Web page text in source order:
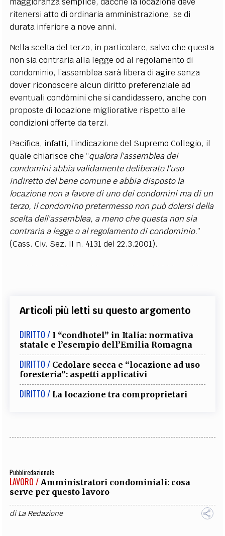
ritenersi atto di ordinaria amministrazione, se di
durata inferiore a nove anni.
Nella scelta del terzo, in particolare, salvo che questa
non sia contraria alla legge od al regolamento di
condominio, l’assemblea sarà libera di agire senza
dover riconoscere alcun diritto preferenziale ad
eventuali condòmini che si candidassero, anche con
proposte di locazione migliorative rispetto alle
condizioni offerte da terzi.
Pacifica, infatti, l’indicazione del Supremo Collegio, il
quale chiarisce che “qualora l'assemblea dei
condomini abbia validamente deliberato l'uso
indiretto del bene comune e abbia disposto la
locazione non a favore di uno dei condomini ma di un
terzo, il condomino pretermesso non può dolersi della
scelta dell'assemblea, a meno che questa non sia
contraria a legge o al regolamento di condominio.”
(Cass. Civ. Sez. II n. 4131 del 22.3.2001).
Articoli più letti su questo argomento
DIRITTO / I “condhotel” in Italia: normativa
statale e l’esempio dell’Emilia Romagna
DIRITTO / Cedolare secca e “locazione ad uso
foresteria”: aspetti applicativi
DIRITTO / La locazione tra comproprietari
Pubbliredazionale
LAVORO / Amministratori condominiali: cosa
serve per questo lavoro
diLa Redazione